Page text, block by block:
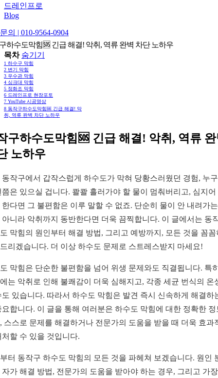
드레인프로
Blog
의 | 010-9564-0904
하수도막힘🆘 긴급 해결! 악취, 역류 완벽 차단 노하우
목차 숨기기
1 하수구 막힘
2 변기 막힘
3 우수관 막힘
4 싱크대 막힘
5 정화조 막힘
6 드레인프로 현장포토
7 YouTube 시공영상
8 동작구하수도막힘🆘 긴급 해결! 악
취, 역류 완벽 차단 노하우
구하수도막힘🆘 긴급 해결! 악취, 역류
노하우
동작구에서 갑작스럽게 하수도가 막혀 당황스러웠던 경험, 누
쯤은 있으실 겁니다. 콸콸 흘러가야 할 물이 멈춰버리고, 심지어
한다면 그 불편함은 이루 말할 수 없죠. 단순히 물이 안 내려가
아니라 악취까지 동반한다면 더욱 끔찍합니다. 이 글에서는 동
막힘의 원인부터 해결 방법, 그리고 예방까지, 모든 것을 꼼꼼
리겠습니다. 더 이상 하수도 문제로 스트레스받지 마세요!
막힘은 단순한 불편함을 넘어 위생 문제와도 직결됩니다. 특
는 악취로 인해 불쾌감이 더욱 심해지고, 각종 세균 번식의 온
도 있습니다. 따라서 하수도 막힘은 발견 즉시 신속하게 해결하
요합니다. 이 글을 통해 여러분은 하수도 막힘에 대한 정확한 정
스스로 문제를 해결하거나 전문가의 도움을 받을 때 더욱 효과
처할 수 있을 것입니다.
터 동작구 하수도 막힘의 모든 것을 파헤쳐 보겠습니다. 원인
자가 해결 방법, 전문가의 도움을 받아야 하는 경우, 그리고 가